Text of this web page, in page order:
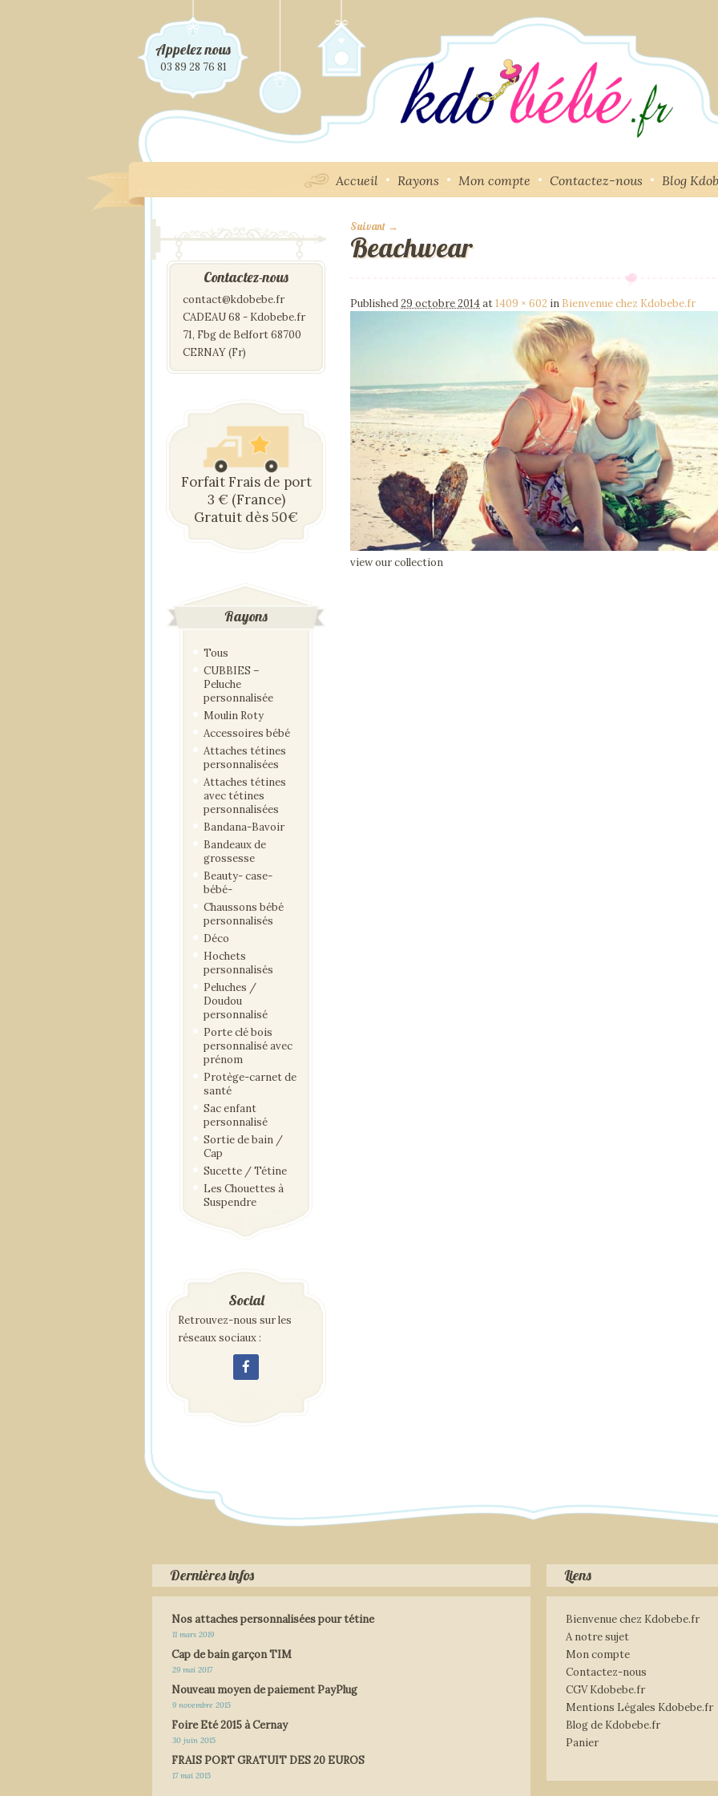
Appelez nous
03 89 28 76 81
Accueil Rayons Mon compte Contactez-nous Blog
Image navigation
Suivant →
Beachwear
Published29 octobre 2014at1409 × 602 in Bienvenue chez Kdobebe.fr
view our collection
Contactez-nous
contact@kdobebe.fr
CADEAU 68 - Kdobebe.fr
71, Fbg de Belfort 68700
CERNAY (Fr)
Forfait Frais de port
3 € (France)
Gratuit dès 50€
Rayons
Tous
CUBBIES –
Peluche
personnalisée
Moulin Roty
Accessoires bébé
Attaches tétines
personnalisées
Attaches tétines
avec tétines
personnalisées
Bandana-Bavoir
Bandeaux de
grossesse
Beauty- case-
bébé-
Chaussons bébé
personnalisés
Déco
Hochets
personnalisés
Peluches /
Doudou
personnalisé
Porte clé bois
personnalisé avec
prénom
Protège-carnet de
santé
Sac enfant
personnalisé
Sortie de bain /
Cap
Sucette / Tétine
Les Chouettes à
Suspendre
Social
Retrouvez-nous sur les
réseaux sociaux :
Dernières infos
Nos attaches personnalisées pour tétine
11 mars 2019
Cap de bain garçon TIM
29 mai 2017
Nouveau moyen de paiement PayPlug
9 novembre 2015
Foire Eté 2015 à Cernay
30 juin 2015
FRAIS PORT GRATUIT DES 20 EUROS
17 mai 2015
Liens
Bienvenue chez Kdobebe.fr
A notre sujet
Mon compte
Contactez-nous
CGV Kdobebe.fr
Mentions Légales Kdobebe.fr
Blog de Kdobebe.fr
Panier